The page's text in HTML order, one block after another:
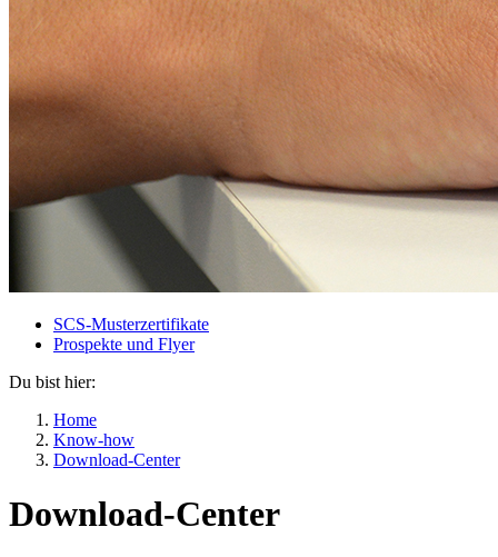
SCS-Musterzertifikate
Prospekte und Flyer
Du bist hier:
Home
Know-how
Download-Center
Download-Center